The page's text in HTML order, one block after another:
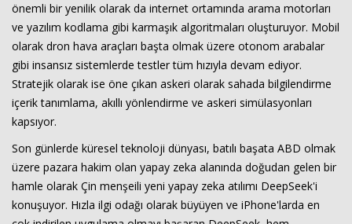
önemli bir yenilik olarak da internet ortamında arama motorları
ve yazılım kodlama gibi karmaşık algoritmaları oluşturuyor. Mobil
olarak dron hava araçları başta olmak üzere otonom arabalar
gibi insansız sistemlerde testler tüm hızıyla devam ediyor.
Stratejik olarak ise öne çıkan askeri olarak sahada bilgilendirme
içerik tanımlama, akıllı yönlendirme ve askeri simülasyonları
kapsıyor.
Son günlerde küresel teknoloji dünyası, batılı başata ABD olmak
üzere pazara hakim olan yapay zeka alanında doğudan gelen bir
hamle olarak Çin menşeili yeni yapay zeka atılımı DeepSeek'i
konuşuyor. Hızla ilgi odağı olarak büyüyen ve iPhone'larda en